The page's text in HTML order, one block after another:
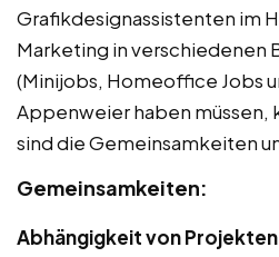
Grafikdesignassistenten im
Marketing in verschiedenen
(Minijobs, Homeoffice Jobs
Appenweier haben müssen,
sind die Gemeinsamkeiten
Gemeinsamkeiten:
Abhängigkeit von